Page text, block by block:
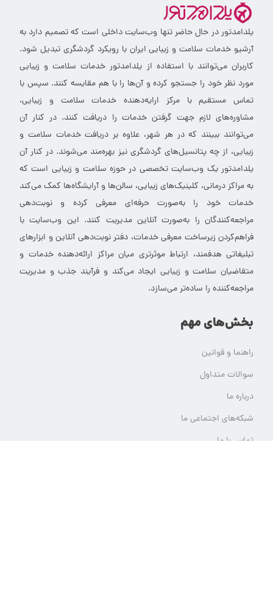
یلدامدتور در حال حاضر تنها وب‌سایت داخلی است که تصمیم دارد به
آرشیو خدمات سلامت و زیبایی ایران با رویکرد گردشگری تبدیل شود.
کاربران می‌توانند با استفاده از یلدامدتور خدمات سلامت و زیبایی
مورد نظر خود را جستجو کرده و آن‌ها را با هم مقایسه کنند. سپس با
تماس مستقیم با مرکز ارایه‌دهنده خدمات سلامت و زیبایی،
مشاوره‌های لازم جهت گرفتن خدمات را دریافت کنند. در کنار آن
می‌توانند ببینند که در هر شهر، علاوه بر دریافت خدمات سلامت و
زیبایی، از چه پتانسیل‌های گردشگری نیز بهره‌مند می‌شوند. در کنار آن
یلدامدتور یک وب‌سایت تخصصی در حوزه سلامت و زیبایی است که
به مراکز درمانی، کلینیک‌های زیبایی، سالن‌ها و آرایشگاه‌ها کمک می‌کند
خدمات خود را به‌صورت حرفه‌ای معرفی کرده و نوبت‌دهی
مراجعه‌کنندگان را به‌صورت آنلاین مدیریت کنند. این وب‌سایت با
فراهم‌کردن زیرساخت معرفی خدمات، دفتر نوبت‌دهی آنلاین و ابزارهای
تبلیغاتی هدفمند، ارتباط موثرتری میان مراکز ارائه‌دهنده خدمات و
متقاضیان سلامت و زیبایی ایجاد می‌کند و فرآیند جذب و مدیریت
مراجعه‌کننده را ساده‌تر می‌سازد.
بخش‌های مهم
راهنما و قوانین
سوالات متداول
درباره ما
شبکه‌های اجتماعی ما
تماس با ما